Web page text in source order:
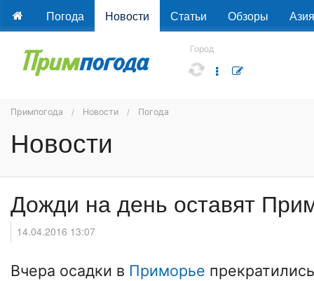
Погода Новости Статьи Обзоры Азия
Город
Примпогода Новости Погода
Новости
Дожди на день оставят
14.04.2016 13:07
Вчера осадки в Приморье